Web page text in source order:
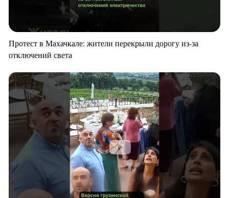
Протест в Махачкале: жители перекрыли дорогу из-за
отключений света